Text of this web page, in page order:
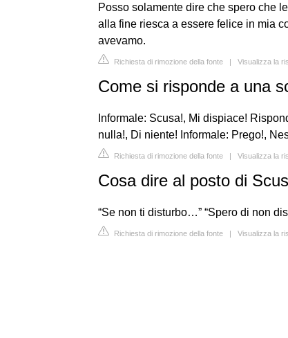
Posso solamente dire che spero che
alla fine riesca a essere felice in mia
avevamo.
Richiesta di rimozione della fonte | Visualizza la
Come si risponde a una
Informale: Scusa!, Mi dispiace!
nulla!, Di niente! Informale: Prego!,
Richiesta di rimozione della fonte | Visualizza la
Cosa dire al posto di
“Se non ti disturbo…” “Spero di non
Richiesta di rimozione della fonte | Visualizza la